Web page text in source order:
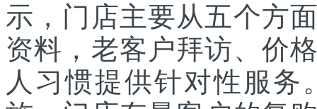
示，门店主要从五个方
资料，老客户拜访、价
人习惯提供针对性服